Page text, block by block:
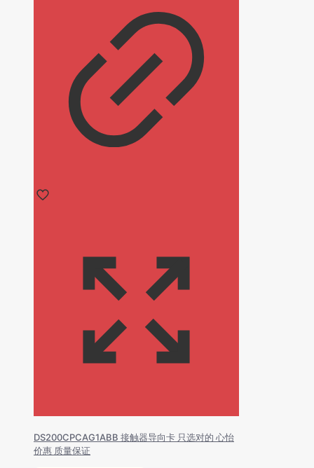
DS200CPCAG1ABB 接触器导向卡 只选对的 心怡
价惠 质量保证